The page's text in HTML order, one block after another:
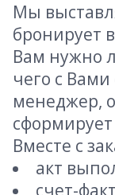
Мы
бронирует
Вам нужно
чего с
менеджер,
сформирует
Вместе с
акт
счет-